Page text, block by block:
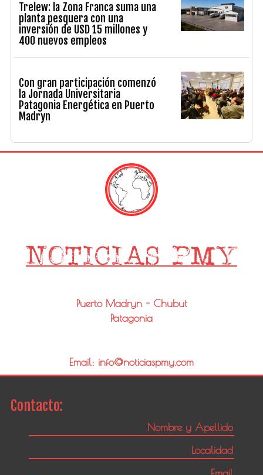
Trelew: la Zona Franca suma una
planta pesquera con una
inversión de USD 15 millones y
400 nuevos empleos
Con gran participación comenzó
la Jornada Universitaria
Patagonia Energética en Puerto
Madryn
Puerto Madryn - Chubut
Patagonia
Email: info@noticiaspmy.com
Contacto: